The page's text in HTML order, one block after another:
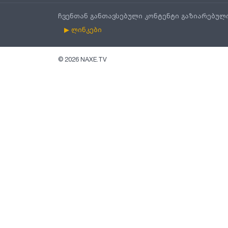
ჩვენთან განთავსებული კონტენტი
▶ ლინკები
© 2026 NAXE.TV